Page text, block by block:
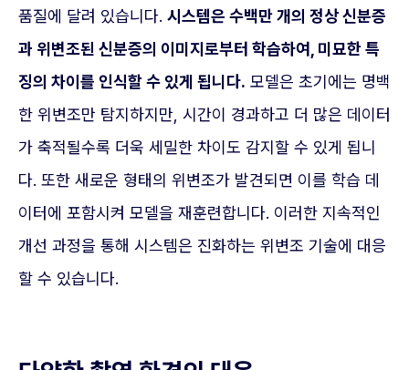
품질에 달려 있습니다. 시스템은 수백만 개의 정상 신분증
과 위변조된 신분증의 이미지로부터 학습하여, 미묘한 특
징의 차이를 인식할 수 있게 됩니다. 모델은 초기에는 명백
한 위변조만 탐지하지만, 시간이 경과하고 더 많은 데이터
가 축적될수록 더욱 세밀한 차이도 감지할 수 있게 됩니
다. 또한 새로운 형태의 위변조가 발견되면 이를 학습 데
이터에 포함시켜 모델을 재훈련합니다. 이러한 지속적인
개선 과정을 통해 시스템은 진화하는 위변조 기술에 대응
할 수 있습니다.